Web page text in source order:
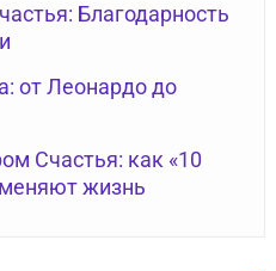
Благодарность
от Леонардо до
Счастья: как «10
жизнь